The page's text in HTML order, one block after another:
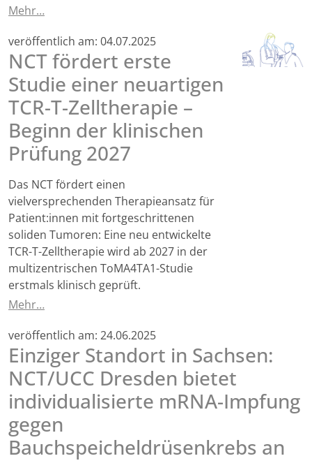
Mehr…
veröffentlich am: 04.07.2025
NCT fördert erste
Studie einer neuartigen
TCR-T-Zelltherapie –
Beginn der klinischen
Prüfung 2027
Das NCT fördert einen
vielversprechenden Therapieansatz für
Patient:innen mit fortgeschrittenen
soliden Tumoren: Eine neu entwickelte
TCR-T-Zelltherapie wird ab 2027 in der
multizentrischen ToMA4TA1-Studie
erstmals klinisch geprüft.
Mehr…
veröffentlich am: 24.06.2025
Einziger Standort in Sachsen:
NCT/UCC Dresden bietet
individualisierte mRNA-Impfung
gegen
Bauchspeicheldrüsenkrebs an